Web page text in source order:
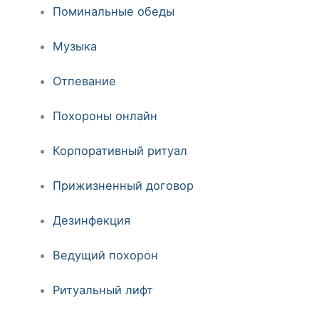
Поминальные обеды
Музыка
Отпевание
Похороны онлайн
Корпоративный ритуал
Прижизненный договор
Дезинфекция
Ведущий похорон
Ритуальный лифт